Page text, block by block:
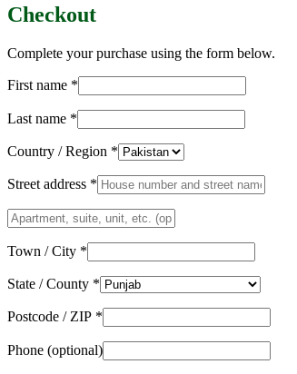
Regrowth
Greying
Checkout
Complete your purchase using the form below.
First name *
Last name *
Country / Region *
Street address *
Apartment,
suite,
unit,
Town / City *
State / County *
Postcode / ZIP *
Phone (optional)